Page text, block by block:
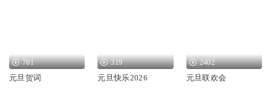
781
元旦贺词
319
元旦快乐2026
2402
元旦联欢会